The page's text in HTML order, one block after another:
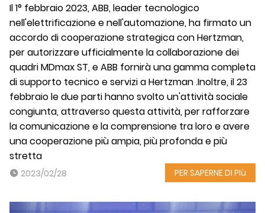
Il 1° febbraio 2023, ABB, leader tecnologico
nell'elettrificazione e nell'automazione, ha firmato un
accordo di cooperazione strategica con Hertzman,
per autorizzare ufficialmente la collaborazione dei
quadri MDmax ST, e ABB fornirà una gamma completa
di supporto tecnico e servizi a Hertzman .Inoltre, il 23
febbraio le due parti hanno svolto un'attività sociale
congiunta, attraverso questa attività, per rafforzare
la comunicazione e la comprensione tra loro e avere
una cooperazione più ampia, più profonda e più
stretta
2023/02/28 PER SAPERNE DI PIù